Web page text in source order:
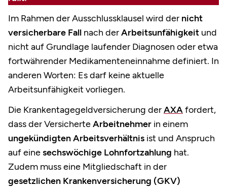
Im Rahmen der Ausschlussklausel wird der nicht
versicherbare Fall nach derArbeitsunfähigkeit und
nicht auf Grundlage laufender Diagnosen oder etwa
fortwährender Medikamenteneinnahme definiert. In
anderen Worten: Es darf keine aktuelle
Arbeitsunfähigkeit vorliegen.
Die Krankentagegeldversicherung derAXAfordert,
dass der VersicherteArbeitnehmer in einem
ungekündigten Arbeitsverhältnis ist und Anspruch
auf einesechswöchige Lohnfortzahlung hat.
Zudem muss eine Mitgliedschaft in der
gesetzlichen Krankenversicherung (GKV)